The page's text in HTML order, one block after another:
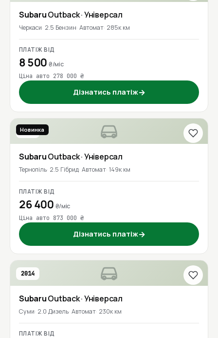
SubaruOutback· Універсал
Черкаси 2.5 Бензин Автомат 285к км
ПЛАТІЖ ВІД
8 500₴/міс
Ціна авто 278 000 ₴
Дізнатись платіж→
2018
Новинка
SubaruOutback· Універсал
Тернопіль 2.5 Гібрид Автомат 149к км
ПЛАТІЖ ВІД
26 400 ₴/міс
Ціна авто 873 000 ₴
Дізнатись платіж→
2014
SubaruOutback· Універсал
Суми 2.0 Дизель Автомат 230к км
ПЛАТІЖ ВІД